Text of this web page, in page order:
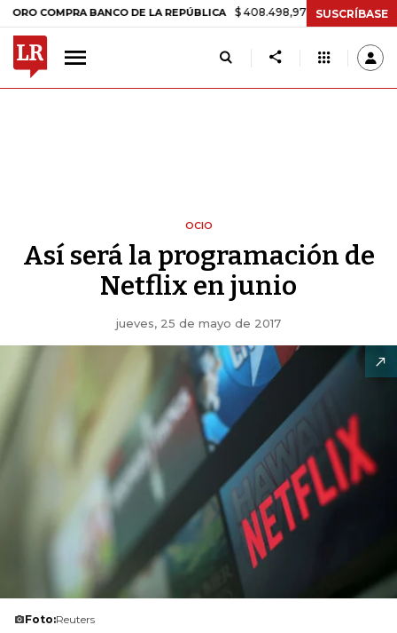
BANCO DE LA REPÚBLICA $ 408.498,97 +$ 8.753,81 +2,19%
SUSCRÍBASE
OCIO
Así será la programación de
Netflix en junio
jueves, 25 de mayo de 2017
Foto:Reuters